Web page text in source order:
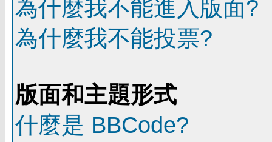
為什麼我不能進入版面?
為什麼我不能投票?
版面和主題形式
什麼是 BBCode?